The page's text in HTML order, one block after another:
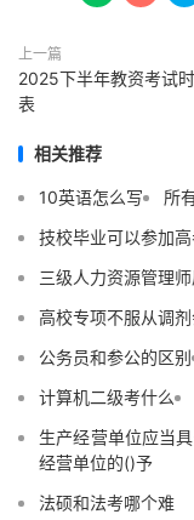
上一篇
2025下半年教资考试
表
相关推荐
10英语怎么写 所
技校毕业可以参加
三级人力资源管理
高校专项不服从调
公务员和参公的区别
计算机二级考什么
生产经营单位应当
经营单位的()予
法硕和法考哪个难